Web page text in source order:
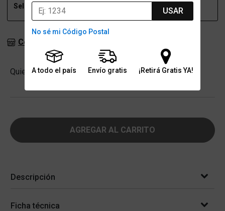
USAR
No sé mi Código Postal
A todo el país Envío gratis ¡Retirá Gratis YA!
Seleccioná talle Seleccioná talle
Consultar stock en sucursales
Quiero -
Cantidad +
AGREGAR AL CARRITO
Descripción
Ficha técnica